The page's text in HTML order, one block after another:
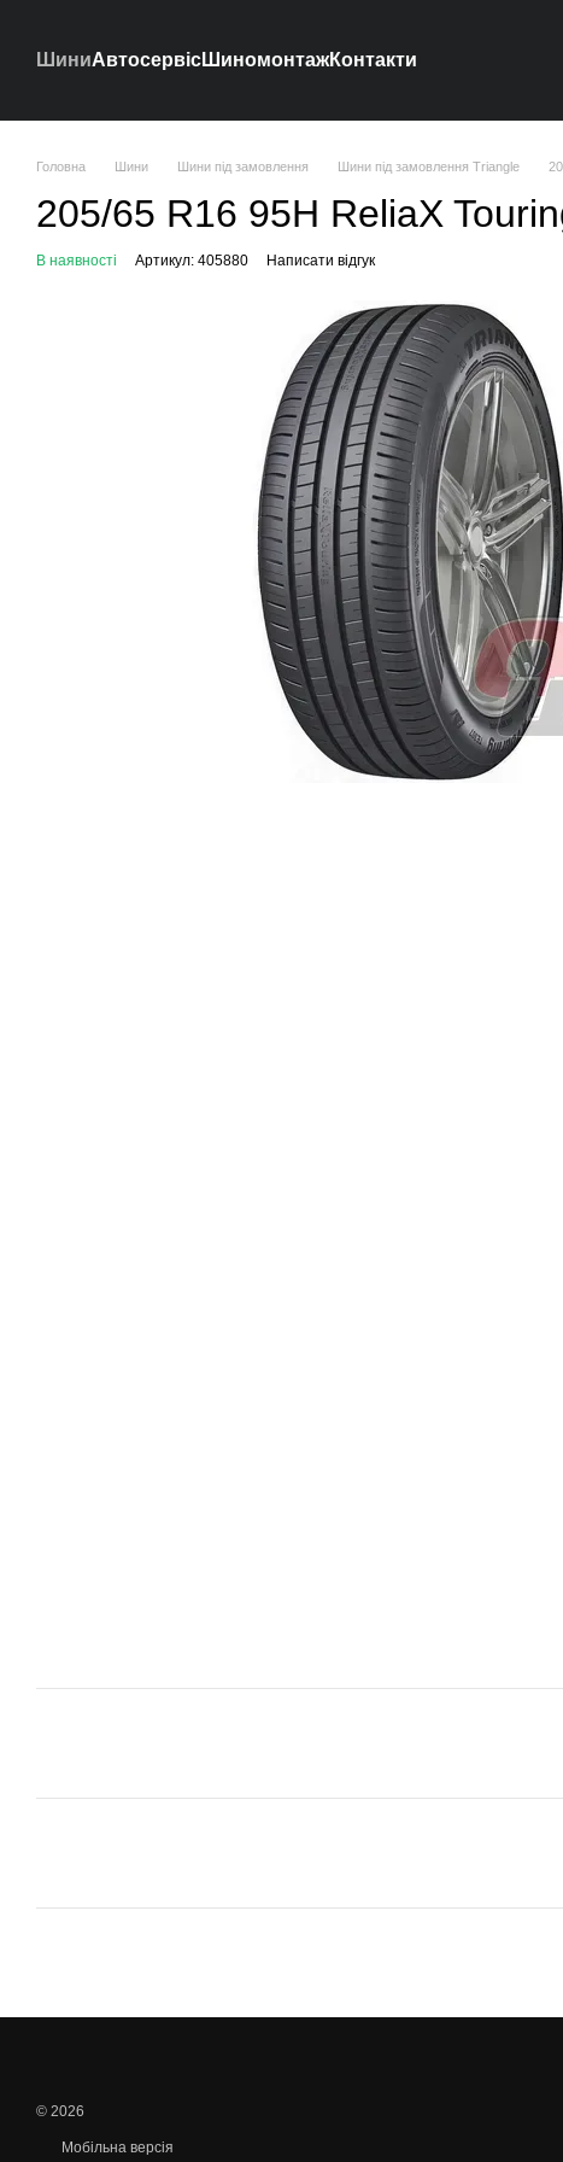
ШиниАвтосервісШиномонтажКонтакти
Головна Шини Шини під замовлення Шини під замовлення Triangle
205/65 R16 95H ReliaX
В наявності Артикул: 405880 Написати відгук
© 2026
Мобільна версія